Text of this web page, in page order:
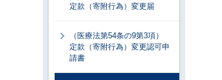
定款（寄附行為）変更届
（医療法第54条の9第3項）
定款（寄附行為）変更認可申
請書